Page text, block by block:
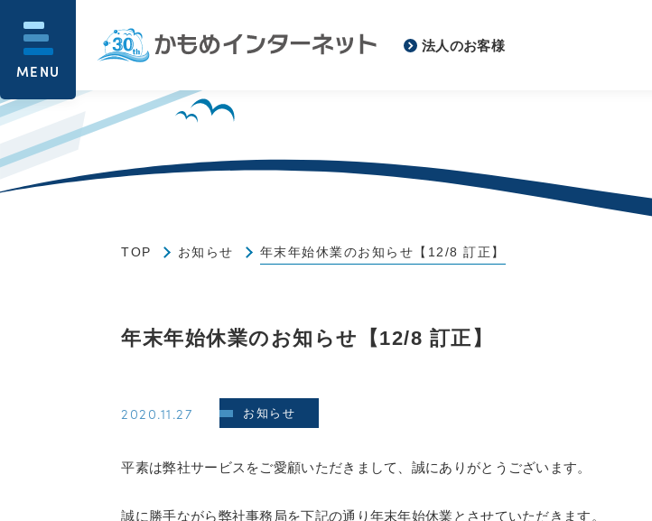
MENU
法人のお客様
TOP お知らせ 年末年始休業のお知らせ【12/8 訂正】
年末年始休業のお知らせ【12/8 訂正】
2020.11.27 お知らせ
平素は弊社サービスをご愛顧いただきまして、誠にありがとうございます。
誠に勝手ながら弊社事務局を下記の通り年末年始休業とさせていただきます。